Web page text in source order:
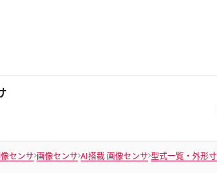
センサ 画像センサ AI搭載 画像センサ 型式一覧・外形